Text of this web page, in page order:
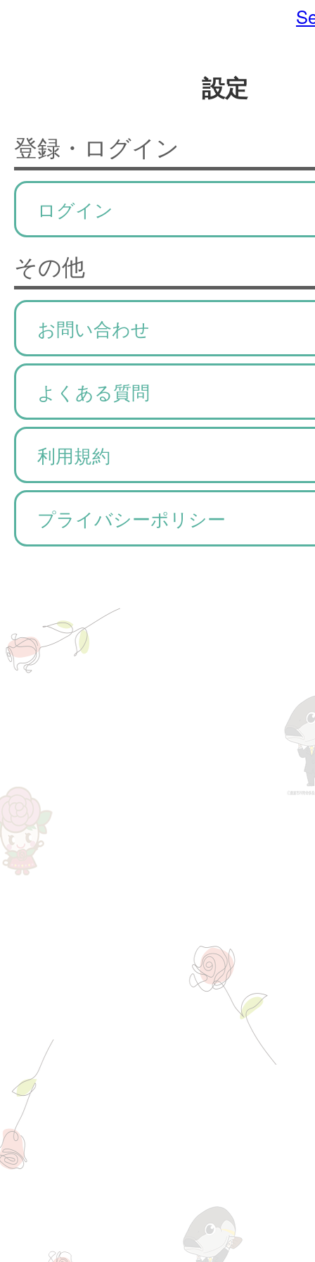
設定
登録・ログイン
ログイン
その他
お問い合わせ
よくある質問
利用規約
プライバシーポリシー